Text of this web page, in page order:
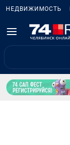
НЕДВИЖИМОСТЬ